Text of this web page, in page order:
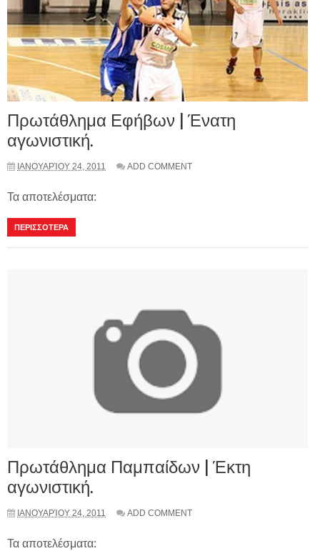
Πρωτάθλημα Εφήβων | Ένατη
αγωνιστική.
ΙΑΝΟΥΑΡΊΟΥ 24, 2011 ADD COMMENT
Τα αποτελέσματα:
ΠΕΡΙΣΣΟΤΕΡΑ
Πρωτάθλημα Παμπαίδων | Έκτη
αγωνιστική.
ΙΑΝΟΥΑΡΊΟΥ 24, 2011 ADD COMMENT
Τα αποτελέσματα: